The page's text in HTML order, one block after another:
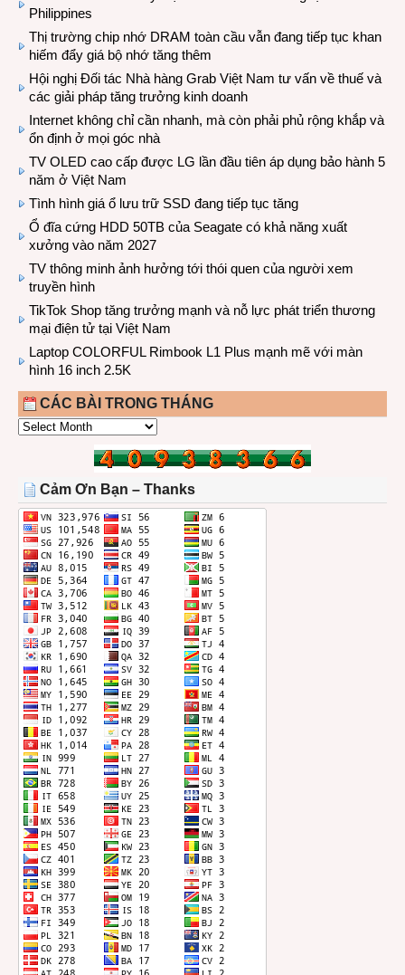
Philippines
Thị trường chip nhớ DRAM toàn cầu vẫn đang tiếp tục khan
hiếm đẩy giá bộ nhớ tăng thêm
Hội nghị Đối tác Nhà hàng Grab Việt Nam tư vấn về thuế và
các giải pháp tăng trưởng kinh doanh
Internet không chỉ cần nhanh, mà còn phải phủ rộng khắp và
ổn định ở mọi góc nhà
TV OLED cao cấp được LG lần đầu tiên áp dụng bảo hành 5
năm ở Việt Nam
Tình hình giá ổ lưu trữ SSD đang tiếp tục tăng
Ổ đĩa cứng HDD 50TB của Seagate có khả năng xuất
xưởng vào năm 2027
TV thông minh ảnh hưởng tới thói quen của người xem
truyền hình
TikTok Shop tăng trưởng mạnh và nỗ lực phát triển thương
mại điện tử tại Việt Nam
Laptop COLORFUL Rimbook L1 Plus mạnh mẽ với màn
hình 16 inch 2.5K
CÁC BÀI TRONG THÁNG
CÁC
THÁNG
Cảm Ơn Bạn – Thanks